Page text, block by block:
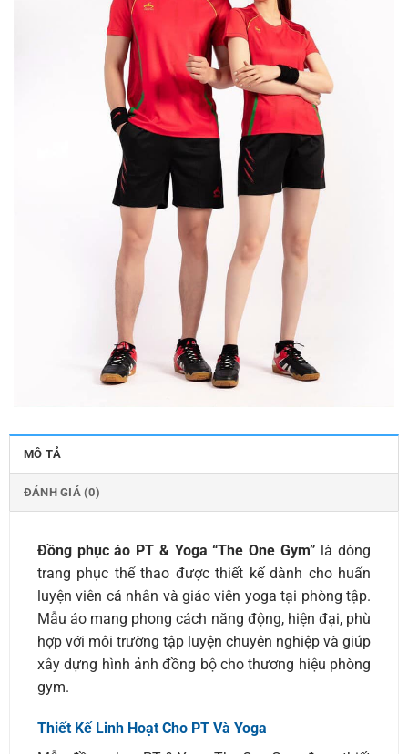
MÔ TẢ
ĐÁNH GIÁ (0)
Đồng phục áo PT & Yoga “The One Gym” là dòng
trang phục thể thao được thiết kế dành cho huấn
luyện viên cá nhân và giáo viên yoga tại phòng tập.
Mẫu áo mang phong cách năng động, hiện đại, phù
hợp với môi trường tập luyện chuyên nghiệp và giúp
xây dựng hình ảnh đồng bộ cho thương hiệu phòng
gym.
Thiết Kế Linh Hoạt Cho PT Và Yoga